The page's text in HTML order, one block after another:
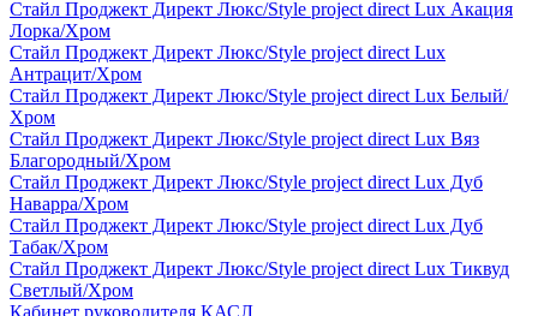
Стайл Проджект Директ Люкс/Style project direct Lux Акация
Лорка/Хром
Стайл Проджект Директ Люкс/Style project direct Lux
Антрацит/Хром
Стайл Проджект Директ Люкс/Style project direct Lux Белый/
Хром
Стайл Проджект Директ Люкс/Style project direct Lux Вяз
Благородный/Хром
Стайл Проджект Директ Люкс/Style project direct Lux Дуб
Наварра/Хром
Стайл Проджект Директ Люкс/Style project direct Lux Дуб
Табак/Хром
Стайл Проджект Директ Люкс/Style project direct Lux Тиквуд
Светлый/Хром
Кабинет руководителя КАСЛ